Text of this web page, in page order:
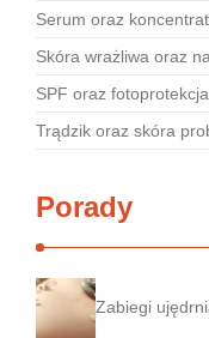
Serum oraz
Skóra wrażliwa oraz
SPF oraz fotoprotekcja
Trądzik oraz skóra
Porady
Zabiegi